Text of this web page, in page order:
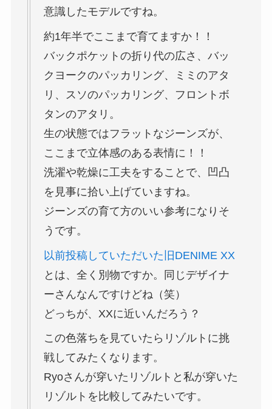
意識したモデルですね。
約1年半でここまで育てますか！！
バックポケットの折り代の広さ、バッ
クヨークのパッカリング、ミミのアタ
リ、スソのパッカリング、フロントボ
タンのアタリ。
生の状態ではフラットなジーンズが、
ここまで立体感のある表情に！！
洗濯や乾燥に工夫をすることで、凹凸
を見事に拾い上げていますね。
ジーンズの育て方のいい参考になりそ
うです。
以前投稿していただいた旧DENIME XX
とは、全く別物ですか。同じデザイナ
ーさんなんですけどね（笑）
どっちが、XXに近いんだろう？
この色落ちを見ていたらリゾルトに挑
戦してみたくなります。
Ryoさんが穿いたリゾルトと私が穿いた
リゾルトを比較してみたいです。